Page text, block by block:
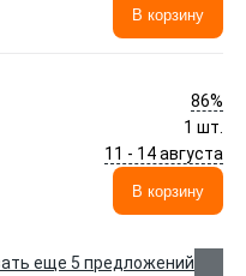
В корзину
86%
1 шт.
11 - 14 августа
В корзину
еще 5 предложений